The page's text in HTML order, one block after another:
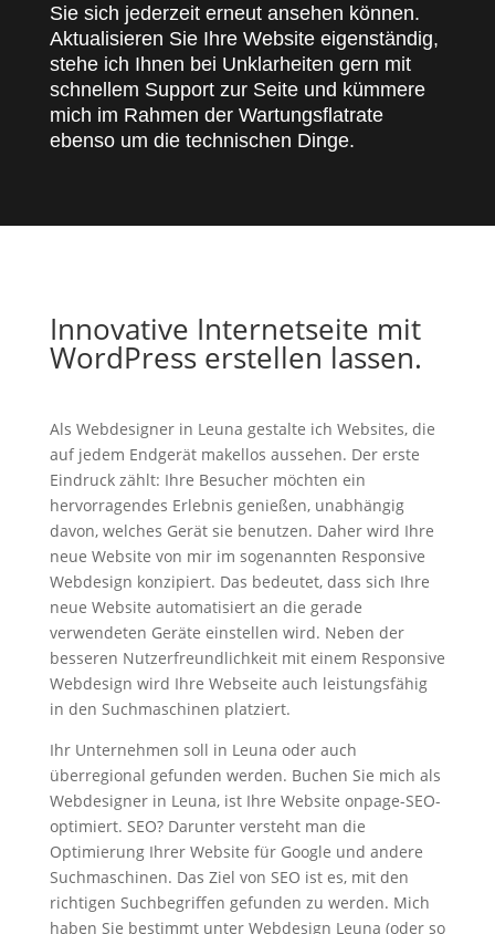
Sie sich jederzeit erneut ansehen können.
Aktualisieren Sie Ihre Website eigenständig,
stehe ich Ihnen bei Unklarheiten gern mit
schnellem Support zur Seite und kümmere
mich im Rahmen der Wartungsflatrate
ebenso um die technischen Dinge.
Innovative Internetseite mit
WordPress erstellen lassen.
Als Webdesigner in Leuna gestalte ich Websites, die
auf jedem Endgerät makellos aussehen. Der erste
Eindruck zählt: Ihre Besucher möchten ein
hervorragendes Erlebnis genießen, unabhängig
davon, welches Gerät sie benutzen. Daher wird Ihre
neue Website von mir im sogenannten Responsive
Webdesign konzipiert. Das bedeutet, dass sich Ihre
neue Website automatisiert an die gerade
verwendeten Geräte einstellen wird. Neben der
besseren Nutzerfreundlichkeit mit einem Responsive
Webdesign wird Ihre Webseite auch leistungsfähig
in den Suchmaschinen platziert.
Ihr Unternehmen soll in Leuna oder auch
überregional gefunden werden. Buchen Sie mich als
Webdesigner in Leuna, ist Ihre Website onpage-SEO-
optimiert. SEO? Darunter versteht man die
Optimierung Ihrer Website für Google und andere
Suchmaschinen. Das Ziel von SEO ist es, mit den
richtigen Suchbegriffen gefunden zu werden. Mich
haben Sie bestimmt unter Webdesign Leuna (oder so